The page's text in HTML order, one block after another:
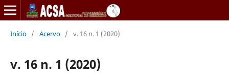
Início / Acervo / v. 16 n. 1 (2020)
v. 16 n. 1 (2020)